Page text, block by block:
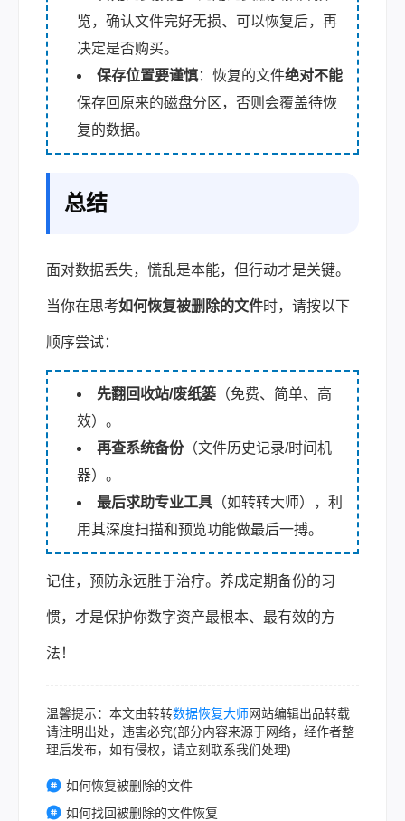
览，确认文件完好无损、可以恢复后，再
决定是否购买。
保存位置要谨慎：恢复的文件绝对不能
保存回原来的磁盘分区，否则会覆盖待恢
复的数据。
总结
面对数据丢失，慌乱是本能，但行动才是关键。
当你在思考如何恢复被删除的文件时，请按以下
顺序尝试：
先翻回收站/废纸篓 （免费、简单、高
效）。
再查系统备份（文件历史记录/时间机
器）。
最后求助专业工具 （如转转大师），利
用其深度扫描和预览功能做最后一搏。
记住，预防永远胜于治疗。养成定期备份的习
惯，才是保护你数字资产最根本、最有效的方
法！
温馨提示：本文由转转数据恢复大师网站编辑出品转载
请注明出处，违害必究(部分内容来源于网络，经作者整
理后发布，如有侵权，请立刻联系我们处理)
如何恢复被删除的文件
如何找回被删除的文件恢复